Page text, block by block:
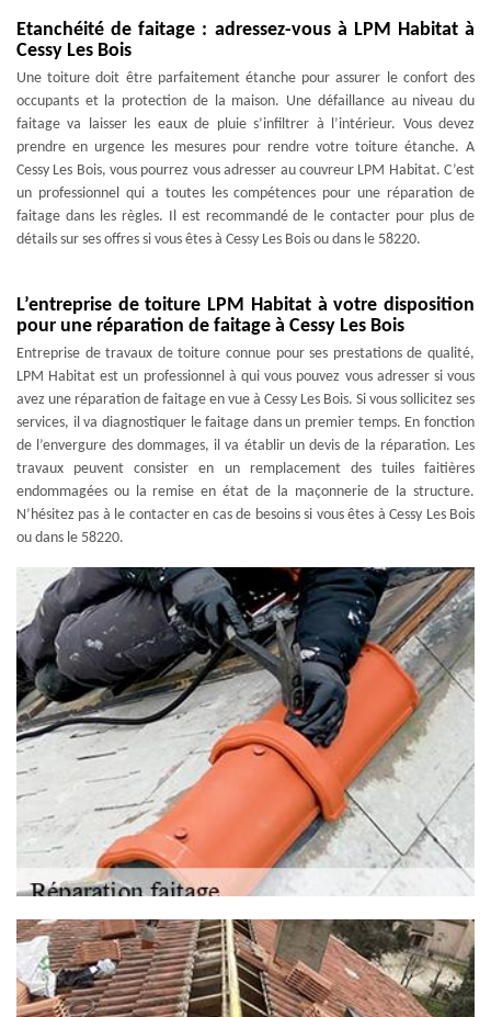
Etanchéité de faitage : adressez-vous à LPM Habitat à
Cessy Les Bois
Une toiture doit être parfaitement étanche pour assurer le confort des
occupants et la protection de la maison. Une défaillance au niveau du
faitage va laisser les eaux de pluie s’infiltrer à l’intérieur. Vous devez
prendre en urgence les mesures pour rendre votre toiture étanche. A
Cessy Les Bois, vous pourrez vous adresser au couvreur LPM Habitat. C’est
un professionnel qui a toutes les compétences pour une réparation de
faitage dans les règles. Il est recommandé de le contacter pour plus de
détails sur ses offres si vous êtes à Cessy Les Bois ou dans le 58220.
L’entreprise de toiture LPM Habitat à votre disposition
pour une réparation de faitage à Cessy Les Bois
Entreprise de travaux de toiture connue pour ses prestations de qualité,
LPM Habitat est un professionnel à qui vous pouvez vous adresser si vous
avez une réparation de faitage en vue à Cessy Les Bois. Si vous sollicitez ses
services, il va diagnostiquer le faitage dans un premier temps. En fonction
de l’envergure des dommages, il va établir un devis de la réparation. Les
travaux peuvent consister en un remplacement des tuiles faitières
endommagées ou la remise en état de la maçonnerie de la structure.
N’hésitez pas à le contacter en cas de besoins si vous êtes à Cessy Les Bois
ou dans le 58220.